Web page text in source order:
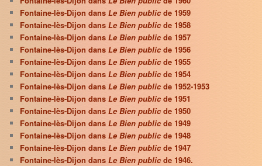
Fontaine-lès-Dijon dansLe Bien publicde 1959
Fontaine-lès-Dijon dansLe Bien publicde 1958
Fontaine-lès-Dijon dansLe Bien publicde 1957
Fontaine-lès-Dijon dansLe Bien publicde 1956
Fontaine-lès-Dijon dansLe Bien publicde 1955
Fontaine-lès-Dijon dansLe Bien publicde 1954
Fontaine-lès-Dijon dansLe Bien publicde 1952-1953
Fontaine-lès-Dijon dansLe Bien publicde 1951
Fontaine-lès-Dijon dansLe Bien publicde 1950
Fontaine-lès-Dijon dansLe Bien publicde 1949
Fontaine-lès-Dijon dansLe Bien publicde 1948
Fontaine-lès-Dijon dansLe Bien publicde 1947
Fontaine-lès-Dijon dansLe Bien publicde 1946.